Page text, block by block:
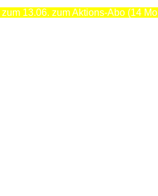
13.06. zum Aktions-Abo (14